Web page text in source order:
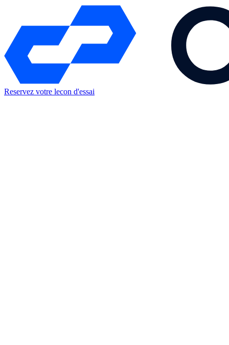
Reservez votre lecon d'essai